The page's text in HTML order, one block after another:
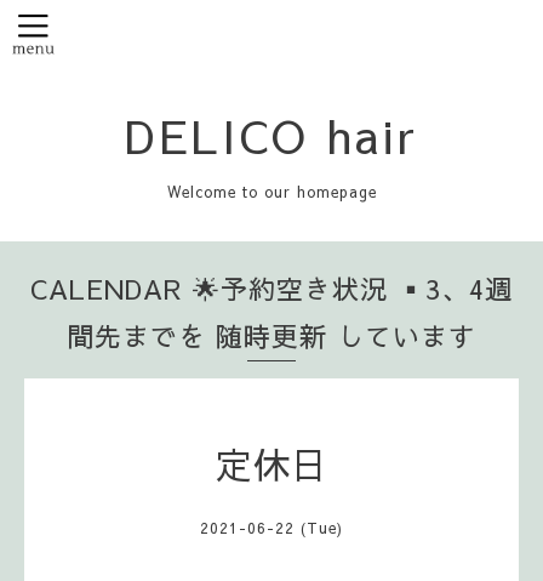
DELICO hair
Welcome to our homepage
CALENDAR 🌟予約空き状況 ▪️3、4週
間先までを 随時更新 しています
定休日
2021-06-22 (Tue)